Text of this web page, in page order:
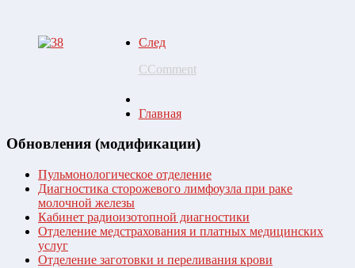
След
CComment
Главная
Обновления (модификации)
Пульмонологическое отделение
Диагностика сторожевого лимфоузла при раке
молочной железы
Кабинет радиоизотопной диагностики
Отделение медстрахования и платных медицинских
услуг
Отделение заготовки и переливания крови